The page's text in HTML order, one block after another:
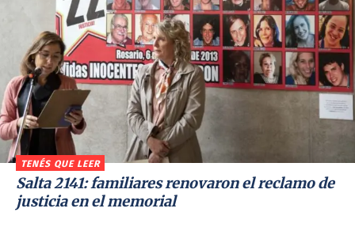
TENÉS QUE LEER
Salta 2141: familiares renovaron el reclamo de
justicia en el memorial